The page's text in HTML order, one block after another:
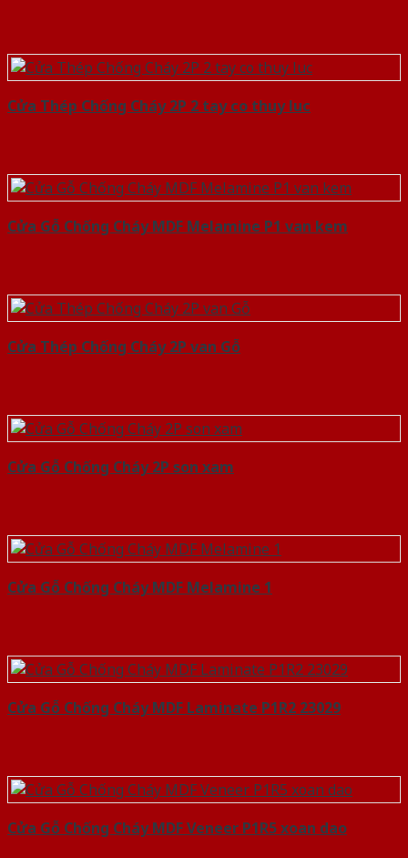
Cửa Thép Chống Cháy 2P 2 tay co thuy luc
Cửa Gỗ Chống Cháy MDF Melamine P1 van kem
Cửa Thép Chống Cháy 2P van Gỗ
Cửa Gỗ Chống Cháy 2P son xam
Cửa Gỗ Chống Cháy MDF Melamine 1
Cửa Gỗ Chống Cháy MDF Laminate P1R2 23029
Cửa Gỗ Chống Cháy MDF Veneer P1R5 xoan dao